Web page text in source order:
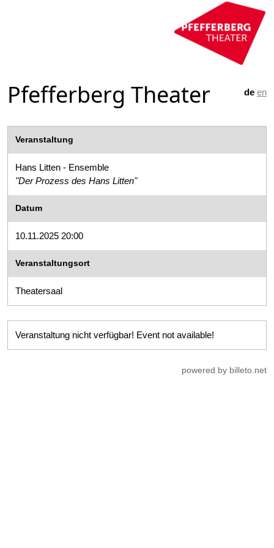
de en
Pfefferberg Theater
Veranstaltung
Hans Litten - Ensemble
"Der Prozess des Hans Litten"
Datum
10.11.2025 20:00
Veranstaltungsort
Theatersaal
Veranstaltung nicht verfügbar! Event not available!
powered by billeto.net